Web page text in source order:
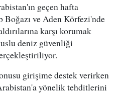
geçen hafta
Boğazı ve Aden Körfezi'nde
karşı korumak
deniz güvenliği
girişime destek verirken
yönelik tehditlerini